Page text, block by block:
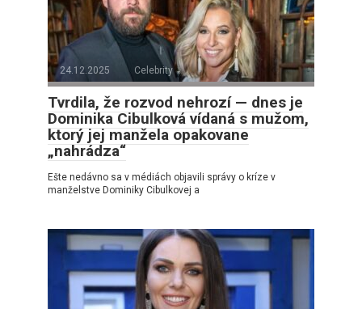
24.12.2025 Celebrity
Tvrdila, že rozvod nehrozí — dnes je
Dominika Cibulková vídaná s mužom,
ktorý jej manžela opakovane
„nahrádza“
Ešte nedávno sa v médiách objavili správy o kríze v
manželstve Dominiky Cibulkovej a